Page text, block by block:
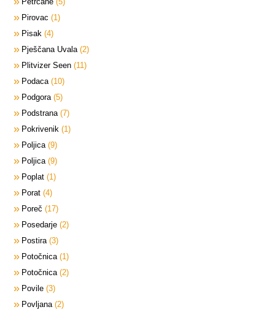
Pirovac
1
Pisak 4
Pješčana Uvala 2
Plitvizer Seen 11
Podaca 10
Podgora 5
Podstrana 7
Pokrivenik 1
Poljica 9
Poljica 9
Poplat 1
Porat 4
Poreč
17
Posedarje 2
Postira 3
Potočnica 1
Potočnica 2
Povile 3
Povljana 2